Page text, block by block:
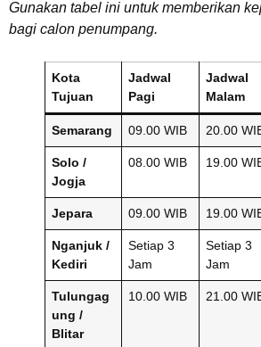
Gunakan tabel ini untuk memberikan
bagi calon penumpang.
Kota
Tujuan
Jadwal
Pagi
Jadwal
Malam
Semarang 09.00 WIB 20.00
Solo /
Jogja
08.00 WIB 19.00
Jepara 09.00 WIB 19.00
Nganjuk /
Kediri
Setiap 3
Jam
Setiap 3
Jam
Tulungag
ung /
Blitar
10.00 WIB 21.00